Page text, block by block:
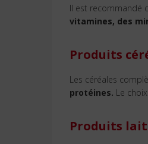
Il est recommandé
vitamines, des
Produits
Les céréales
protéines. Le
Produits